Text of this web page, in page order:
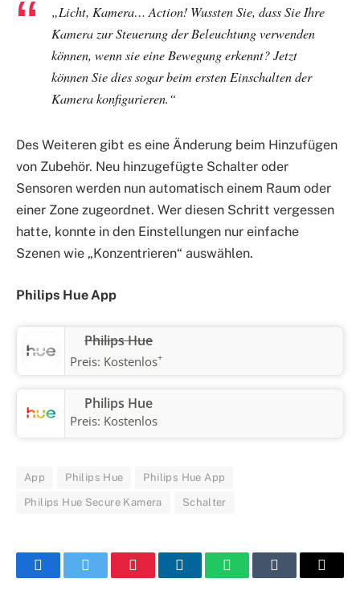
„Licht, Kamera… Action! Wussten Sie, dass Sie Ihre
Kamera zur Steuerung der Beleuchtung verwenden
können, wenn sie eine Bewegung erkennt? Jetzt
können Sie dies sogar beim ersten Einschalten der
Kamera konfigurieren.“
Des Weiteren gibt es eine Änderung beim Hinzufügen
von Zubehör. Neu hinzugefügte Schalter oder
Sensoren werden nun automatisch einem Raum oder
einer Zone zugeordnet. Wer diesen Schritt vergessen
hatte, konnte in den Einstellungen nur einfache
Szenen wie „Konzentrieren“ auswählen.
Philips Hue App
Philips Hue
Preis: Kostenlos+
Philips Hue
Preis: Kostenlos
App Philips Hue Philips Hue App
Philips Hue Secure Kamera Schalter
FacebookTwitter PinterestLinkedInWhatsAppTumblr E-